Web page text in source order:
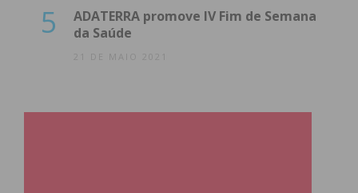
5
ADATERRA promove IV Fim de Semana
da Saúde
21 DE MAIO 2021